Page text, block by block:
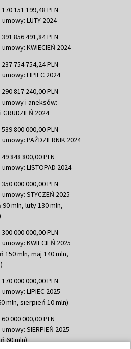
151 199,48 PLN
LUTY 2024
856 491,84 PLN
KWIECIEŃ 2024
754 754,24 PLN
LIPIEC 2024
817 240,00 PLN
i aneksów:
GRUDZIEŃ 2024
800 000,00 PLN
PAŹDZIERNIK 2024
848 800,00 PLN
LISTOPAD 2024
000 000,00 PLN
STYCZEŃ 2025
mln, luty 130 mln,
000 000,00 PLN
KWIECIEŃ 2025
150 mln, maj 140 mln,
000 000,00 PLN
LIPIEC 2025
mln, sierpień 10 mln)
000 000,00 PLN
SIERPIEŃ 2025
60 mln)